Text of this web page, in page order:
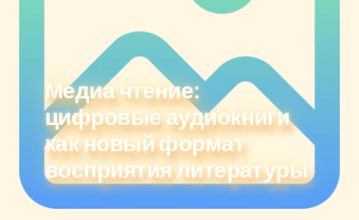
Медиа чтение:
цифровые аудиокниги
как новый формат
восприятия литературы